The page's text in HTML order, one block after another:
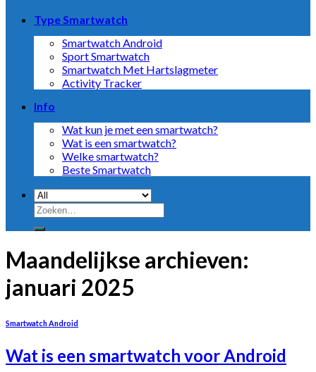
Type Smartwatch
Smartwatch Android
Sport Smartwatch
Smartwatch Met Hartslagmeter
Activity Tracker
Info
Wat kun je met een smartwatch?
Wat is een smartwatch?
Welke smartwatch?
Beste Smartwatch
Zoeken
naar:
Maandelijkse archieven:
januari 2025
Smartwatch Android
Wat is een smartwatch voor Android